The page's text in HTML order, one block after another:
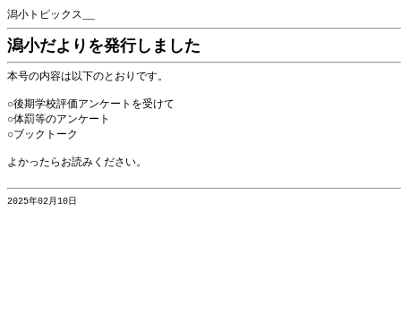
潟小トピックス__
潟小だよりを発行しました
本号の内容は以下のとおりです。
○後期学校評価アンケートを受けて
○体罰等のアンケート
○ブックトーク
よかったらお読みください。
2025年02月10日